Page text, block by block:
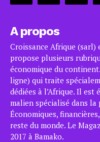
A propos
Croissance Afrique
propose plusieurs
économique du
ligne) qui traite
dédiées à l’Afrique. Il est
malien spécialisé dans
Économiques,
reste du monde. Le
2017 à Bamako.